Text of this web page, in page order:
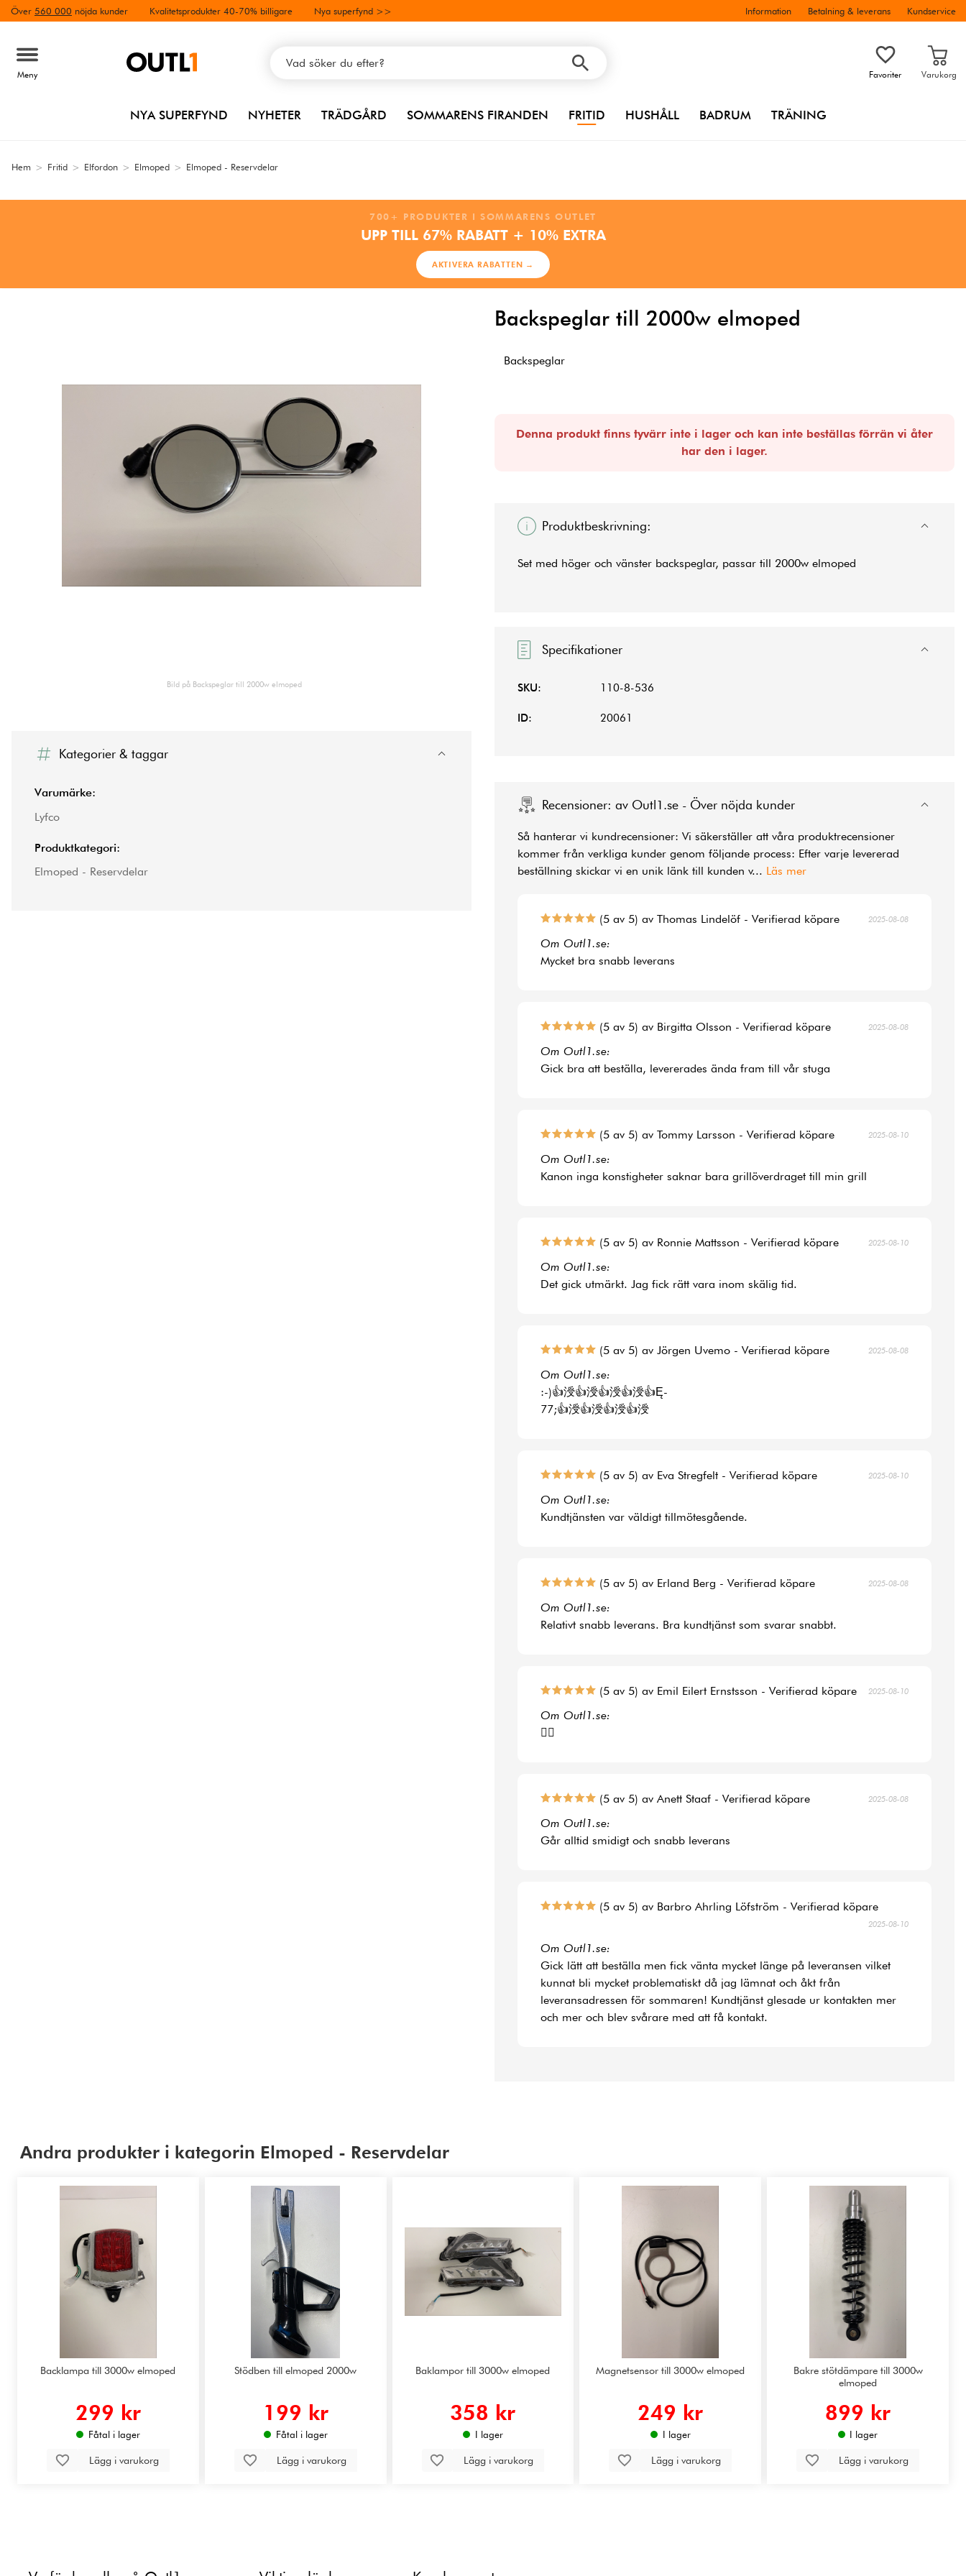
Över 560 000 nöjda kunder Kvalitetsprodukter 40-70% billigare Nya superfynd >> Information Betalning & leverans Kundservice
Meny Favoriter Varukorg
NYA SUPERFYND NYHETER TRÄDGÅRD SOMMARENS FIRANDEN FRITID HUSHÅLL BADRUM TRÄNING
Hem > Fritid > Elfordon > Elmoped > Elmoped - Reservdelar
700+ PRODUKTER I SOMMARENS OUTLET
UPP TILL 67% RABATT + 10% EXTRA
AKTIVERA RABATTEN →
Backspeglar till 2000w elmoped
Bild på Backspeglar till 2000w elmoped
Backspeglar
Denna produkt finns tyvärr inte i lager och kan inte beställas förrän vi åter
har den i lager.
Produktbeskrivning:
Set med höger och vänster backspeglar, passar till 2000w elmoped
Specifikationer
SKU: 110-8-536
ID: 20061
Kategorier & taggar
Varumärke:
Lyfco
Produktkategori:
Elmoped - Reservdelar
Recensioner: av Outl1.se - Över nöjda kunder
Så hanterar vi kundrecensioner: Vi säkerställer att våra produktrecensioner
kommer från verkliga kunder genom följande process: Efter varje levererad
beställning skickar vi en unik länk till kunden v... Läs mer
(5 av 5) av Thomas Lindelöf - Verifierad köpare 2025-08-08
Om Outl1.se:
Mycket bra snabb leverans
(5 av 5) av Birgitta Olsson - Verifierad köpare 2025-08-08
Om Outl1.se:
Gick bra att beställa, levererades ända fram till vår stuga
(5 av 5) av Tommy Larsson - Verifierad köpare 2025-08-10
Om Outl1.se:
Kanon inga konstigheter saknar bara grillöverdraget till min grill
(5 av 5) av Ronnie Mattsson - Verifierad köpare 2025-08-10
Om Outl1.se:
Det gick utmärkt. Jag fick rätt vara inom skälig tid.
(5 av 5) av Jörgen Uvemo - Verifierad köpare 2025-08-08
Om Outl1.se:
:-)👍涭👍涭👍涭👍涭👍Ę-
77;👍涭👍涭👍涭👍涭
(5 av 5) av Eva Stregfelt - Verifierad köpare 2025-08-10
Om Outl1.se:
Kundtjänsten var väldigt tillmötesgående.
(5 av 5) av Erland Berg - Verifierad köpare 2025-08-08
Om Outl1.se:
Relativt snabb leverans. Bra kundtjänst som svarar snabbt.
(5 av 5) av Emil Eilert Ernstsson - Verifierad köpare 2025-08-10
Om Outl1.se:
👍🏻
(5 av 5) av Anett Staaf - Verifierad köpare 2025-08-08
Om Outl1.se:
Går alltid smidigt och snabb leverans
(5 av 5) av Barbro Ahrling Löfström - Verifierad köpare
2025-08-10
Om Outl1.se:
Gick lätt att beställa men fick vänta mycket länge på leveransen vilket
kunnat bli mycket problematiskt då jag lämnat och åkt från
leveransadressen för sommaren! Kundtjänst glesade ur kontakten mer
och mer och blev svårare med att få kontakt.
Andra produkter i kategorin Elmoped - Reservdelar
Backlampa till 3000w elmoped
299 kr
Fåtal i lager
Lägg i varukorg
Stödben till elmoped 2000w
199 kr
Fåtal i lager
Lägg i varukorg
Baklampor till 3000w elmoped
358 kr
I lager
Lägg i varukorg
Magnetsensor till 3000w elmoped
249 kr
I lager
Lägg i varukorg
Bakre stötdämpare till 3000w
elmoped
899 kr
I lager
Lägg i varukorg